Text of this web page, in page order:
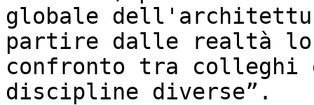
globale
partire dalle realtà
confronto tra colleghi
discipline diverse”.